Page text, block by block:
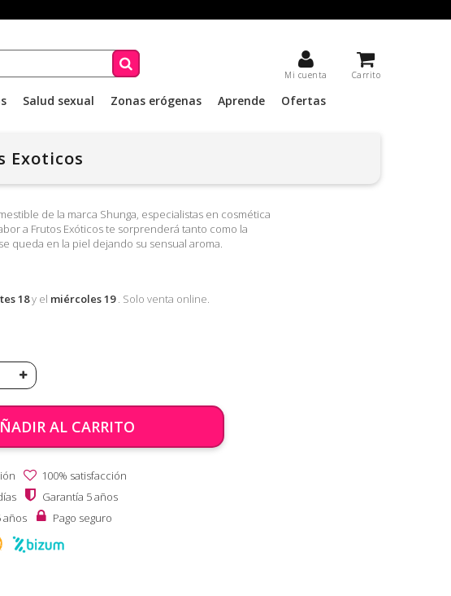
Carrito
Mi cuenta
Salud sexual Zonas erógenas Aprende Ofertas
Exoticos
de la marca Shunga, especialistas en cosmética
a Frutos Exóticos te sorprenderá tanto como la
queda en la piel dejando su sensual aroma.
18y el miércoles 19 . Solo venta online.
AL CARRITO
100% satisfacción
Garantía 5 años
años
Pago seguro